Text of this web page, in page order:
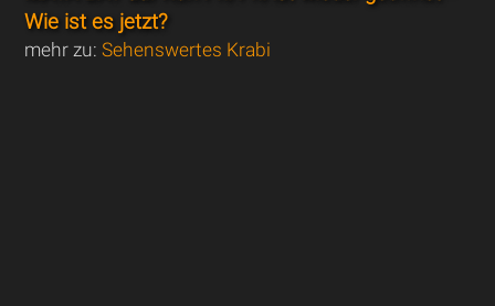
Wie ist es jetzt?
mehr zu:Sehenswertes Krabi